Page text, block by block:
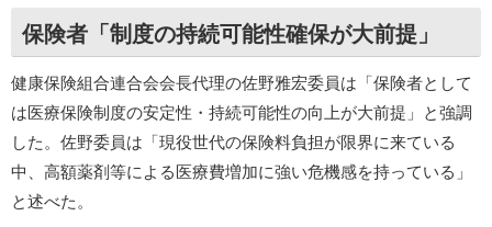
保険者「制度の持続可能性確保が大前提」
健康保険組合連合会会長代理の佐野雅宏委員は「保険者として
は医療保険制度の安定性・持続可能性の向上が大前提」と強調
した。佐野委員は「現役世代の保険料負担が限界に来ている
中、高額薬剤等による医療費増加に強い危機感を持っている」
と述べた。